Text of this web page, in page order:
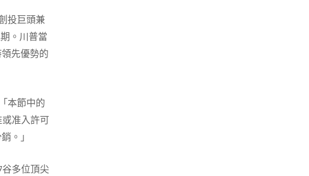
投巨頭兼
。川普當
先優勢的
本節中的
准入許可
。」
多位頂尖